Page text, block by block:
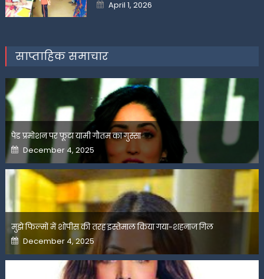
on
April 1, 2026
साप्ताहिक समाचार
पेड प्रमोशन पर फूटा यामी गौतम का गुस्सा
Posted
on
December 4, 2025
मुझे फिल्मों में शोपीस की तरह इस्तेमाल किया गया-शहनाज गिल
Posted
on
December 4, 2025